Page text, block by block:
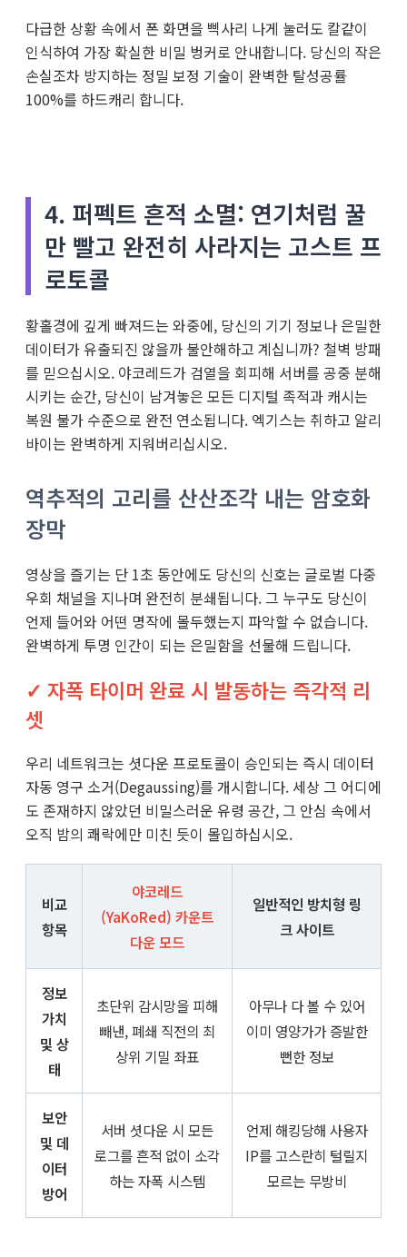
다급한 상황 속에서 폰 화면을 삑사리 나게 눌러도 칼같이
인식하여 가장 확실한 비밀 벙커로 안내합니다. 당신의 작은
손실조차 방지하는 정밀 보정 기술이 완벽한 탈성공률
100%를 하드캐리 합니다.
4. 퍼펙트 흔적 소멸: 연기처럼 꿀
만 빨고 완전히 사라지는 고스트 프
로토콜
황홀경에 깊게 빠져드는 와중에, 당신의 기기 정보나 은밀한
데이터가 유출되진 않을까 불안해하고 계십니까? 철벽 방패
를 믿으십시오. 야코레드가 검열을 회피해 서버를 공중 분해
시키는 순간, 당신이 남겨놓은 모든 디지털 족적과 캐시는
복원 불가 수준으로 완전 연소됩니다. 엑기스는 취하고 알리
바이는 완벽하게 지워버리십시오.
역추적의 고리를 산산조각 내는 암호화
장막
영상을 즐기는 단 1초 동안에도 당신의 신호는 글로벌 다중
우회 채널을 지나며 완전히 분쇄됩니다. 그 누구도 당신이
언제 들어와 어떤 명작에 몰두했는지 파악할 수 없습니다.
완벽하게 투명 인간이 되는 은밀함을 선물해 드립니다.
✓ 자폭 타이머 완료 시 발동하는 즉각적 리
셋
우리 네트워크는 셧다운 프로토콜이 승인되는 즉시 데이터
자동 영구 소거(Degaussing)를 개시합니다. 세상 그 어디에
도 존재하지 않았던 비밀스러운 유령 공간, 그 안심 속에서
오직 밤의 쾌락에만 미친 듯이 몰입하십시오.
비교
항목
야코레드
(YaKoRed) 카운트
다운 모드
일반적인 방치형 링
크 사이트
정보
가치
및 상
태
초단위 감시망을 피해
빼낸, 폐쇄 직전의 최
상위 기밀 좌표
아무나 다 볼 수 있어
이미 영양가가 증발한
뻔한 정보
보안
및 데
이터
방어
서버 셧다운 시 모든
로그를 흔적 없이 소각
하는 자폭 시스템
언제 해킹당해 사용자
IP를 고스란히 털릴지
모르는 무방비